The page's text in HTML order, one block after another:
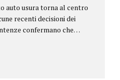
auto usura torna al centro
recenti decisioni dei
confermano che
effettivo e aprire la